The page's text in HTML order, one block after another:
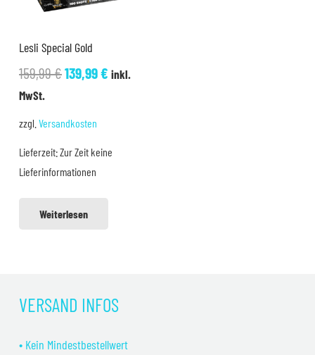
Lesli Special Gold
159,99€Ursprünglicher
139,99€Aktueller
inkl.
MwSt.
zzgl. Versandkosten
Lieferzeit:Zur Zeit keine
Lieferinformationen
Weiterlesen
VERSAND INFOS
• Kein Mindestbestellwert